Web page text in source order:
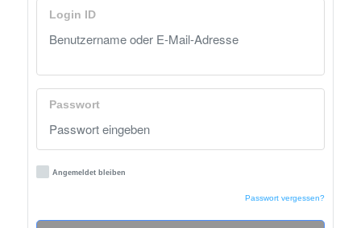
Login ID
Passwort
Angemeldet bleiben
Passwort vergessen?